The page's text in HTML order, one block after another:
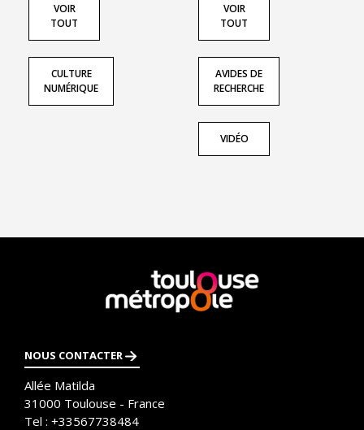
VOIR
TOUT
CULTURE
NUMÉRIQUE
VOIR
TOUT
AVIDES DE
RECHERCHE
VIDÉO
En
savoir
plus
NOUS CONTACTER
Allée Matilda
31000 Toulouse - France
Tel : +33567738484